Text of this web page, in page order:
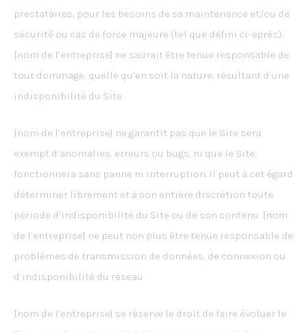
prestataires, pour les besoins de sa maintenance et/ou de
sécurité ou cas de force majeure (tel que défini ci-après).
[nom de l’entreprise] ne saurait être tenue responsable de
tout dommage, quelle qu’en soit la nature, résultant d’une
indisponibilité du Site.
[nom de l’entreprise] ne garantit pas que le Site sera
exempt d’anomalies, erreurs ou bugs, ni que le Site
fonctionnera sans panne ni interruption. Il peut à cet égard
déterminer librement et à son entière discrétion toute
période d’indisponibilité du Site ou de son contenu. [nom
de l’entreprise] ne peut non plus être tenue responsable de
problèmes de transmission de données, de connexion ou
d’indisponibilité du réseau.
[nom de l’entreprise] se réserve le droit de faire évoluer le